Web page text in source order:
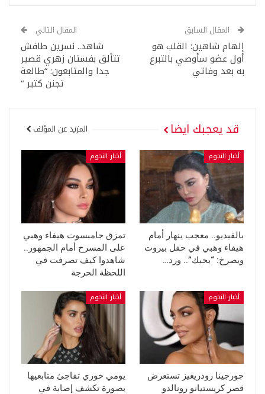
المقال السابق
إلهام شاهين: القلب هو
أول عضو سأوصي بالتبرع
به بعد وفاتي
المقال التالي
شاهد.. نسرين طافش
تتألق بفستان زهري قصير
جدا والمتابعون: “طالعة
تجنن كتير “
قد يعجبك ايضا المزيد عن المؤلف
أخبار النجوم
بالفيديو.. معجب ينهار أمام
هيفاء وهبي في حفل بيروت
ويصرخ: “بحبك”.. ورد…
أخبار النجوم
تمزق جامبسوت هيفاء وهبي
على المسرح أمام الجمهور..
شاهدوا كيف تصرفت في
اللحظة الحرجة
أخبار النجوم
جورجينا رودريغيز تستعرض
قصر كريستيانو رونالدو
أخبار النجوم
يومي خوري تفاجئ متابعيها
بصورة تكشف إصابة في